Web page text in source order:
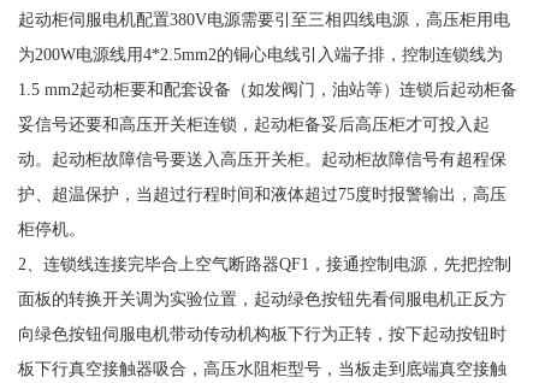
起动柜伺服电机配置380V电源需要引至三相四线电源，高压柜用电
为200W电源线用4*2.5mm2的铜心电线引入端子排，控制连锁线为
1.5 mm2起动柜要和配套设备（如发阀门，油站等）连锁后起动柜备
妥信号还要和高压开关柜连锁，起动柜备妥后高压柜才可投入起
动。起动柜故障信号要送入高压开关柜。起动柜故障信号有超程保
护、超温保护，当超过行程时间和液体超过75度时报警输出，高压
柜停机。
2、连锁线连接完毕合上空气断路器QF1，接通控制电源，先把控制
面板的转换开关调为实验位置，起动绿色按钮先看伺服电机正反方
向绿色按钮伺服电机带动传动机构板下行为正转，按下起动按钮时
板下行真空接触器吸合，高压水阻柜型号，当板走到底端真空接触